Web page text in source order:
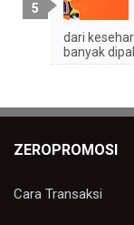
dari
banyak
ZEROPROMOSI
Cara Transaksi